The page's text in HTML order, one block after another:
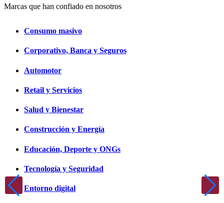
Marcas que han confiado en nosotros
Consumo masivo
Corporativo, Banca y Seguros
Automotor
Retail y Servicios
Salud y Bienestar
Construcción y Energía
Educación, Deporte y ONGs
Tecnología y Seguridad
Entorno digital